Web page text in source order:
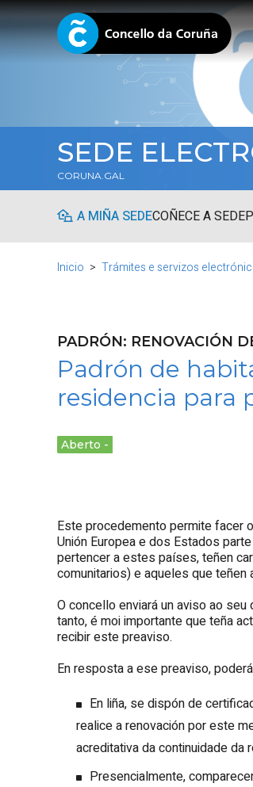
SEDE
CORUNA.GAL
A MIÑA SEDECOÑECE A SEDE
Inicio Trámites e servizos
PADRÓN: RENOVACIÓN
Padrón de
residencia para
Aberto
Este procedemento permite facer
Unión Europea e dos Estados
pertencer a estes países, teñen
comunitarios) e aqueles que teñen
O concello enviará un aviso ao
tanto, é moi importante que teña
recibir este preaviso.
En resposta a ese preaviso,
En liña, se dispón de
realice a renovación por este
acreditativa da continuidade da
Presencialmente,